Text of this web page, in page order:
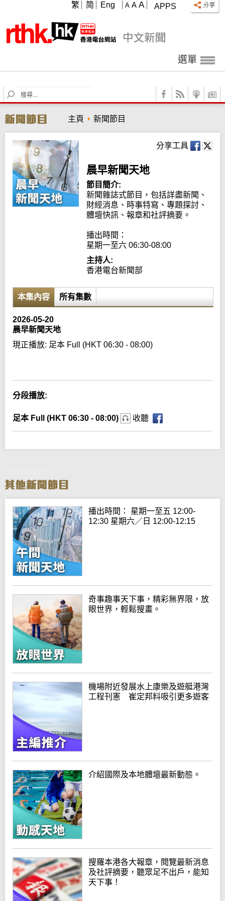
APPS
A A A
繁 简 Eng
選單
S
e
r
c
h
主頁 新聞節目
分享工具
晨早新聞天地
節目簡介:
新聞雜誌式節目，包括詳盡新聞、
財經消息、時事特寫、專題探討、
體壇快訊、報章和社評摘要。
播出時間：
星期一至六 06:30-08:00
主持人:
香港電台新聞部
本集內容 所有集數
2026-05-20
晨早新聞天地
現正播放: 足本 Full (HKT 06:30 - 08:00)
分段播放:
足本 Full (HKT 06:30 - 08:00) 收聽
播出時間： 星期一至五 12:00-
12:30 星期六／日 12:00-12:15
奇事趣事天下事，精彩無界限，放
眼世界，輕鬆搜畫。
機場附近發展水上康樂及遊艇港灣
工程刊憲 崔定邦料吸引更多遊客
介紹國際及本地體壇最新動態。
搜羅本港各大報章，閱覽最新消息
及社評摘要，聽眾足不出戶，能知
天下事！